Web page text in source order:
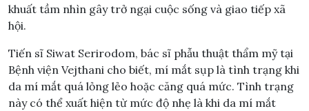
khuất tầm nhìn gây trở ngại cuộc sống và giao tiếp xã
hội.
Tiến sĩ Siwat Serirodom, bác sĩ phẫu thuật thẩm mỹ tại
Bệnh viện Vejthani cho biết, mí mắt sụp là tình trạng khi
da mí mắt quá lỏng lẻo hoặc căng quá mức. Tình trạng
này có thể xuất hiện từ mức độ nhẹ là khi da mí mắt